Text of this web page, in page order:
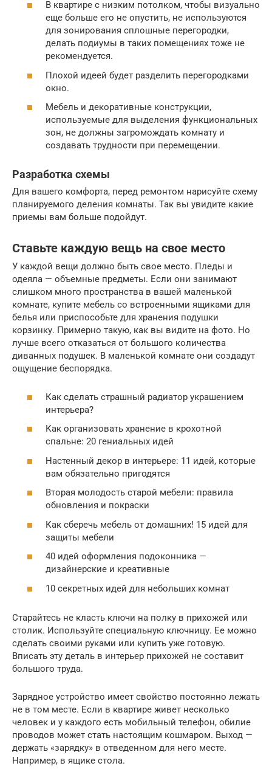
В квартире с низким потолком, чтобы визуально
еще больше его не опустить, не используются
для зонирования сплошные перегородки,
делать подиумы в таких помещениях тоже не
рекомендуется.
Плохой идеей будет разделить перегородками
окно.
Мебель и декоративные конструкции,
используемые для выделения функциональных
зон, не должны загромождать комнату и
создавать трудности при перемещении.
Разработка схемы
Для вашего комфорта, перед ремонтом нарисуйте схему
планируемого деления комнаты. Так вы увидите какие
приемы вам больше подойдут.
Ставьте каждую вещь на свое место
У каждой вещи должно быть свое место. Пледы и
одеяла — объемные предметы. Если они занимают
слишком много пространства в вашей маленькой
комнате, купите мебель со встроенными ящиками для
белья или приспособьте для хранения подушки
корзинку. Примерно такую, как вы видите на фото. Но
лучше всего отказаться от большого количества
диванных подушек. В маленькой комнате они создадут
ощущение беспорядка.
Как сделать страшный радиатор украшением
интерьера?
Как организовать хранение в крохотной
спальне: 20 гениальных идей
Настенный декор в интерьере: 11 идей, которые
вам обязательно пригодятся
Вторая молодость старой мебели: правила
обновления и покраски
Как сберечь мебель от домашних! 15 идей для
защиты мебели
40 идей оформления подоконника —
дизайнерские и креативные
10 секретных идей для небольших комнат
Старайтесь не класть ключи на полку в прихожей или
столик. Используйте специальную ключницу. Ее можно
сделать своими руками или купить уже готовую.
Вписать эту деталь в интерьер прихожей не составит
большого труда.
Зарядное устройство имеет свойство постоянно лежать
не в том месте. Если в квартире живет несколько
человек и у каждого есть мобильный телефон, обилие
проводов может стать настоящим кошмаром. Выход —
держать «зарядку» в отведенном для него месте.
Например, в ящике стола.